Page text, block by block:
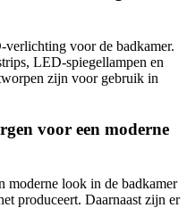
voor de badkamer.
LED-spiegellampen en
zijn voor gebruik in
voor een moderne
look in de badkamer
produceert. Daarnaast zijn er